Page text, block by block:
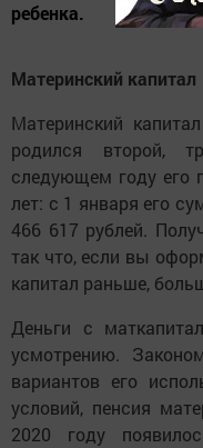
ребенка.
Материнский капитал
Материнский
родился второй,
следующем году его
лет: с 1 января его
466 617 рублей.
так что, если вы
капитал раньше,
Деньги с
усмотрению.
вариантов его
условий, пенсия
2020 году